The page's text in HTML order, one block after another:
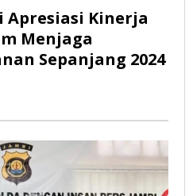
Apresiasi Kinerja
Menjaga
Sepanjang 2024